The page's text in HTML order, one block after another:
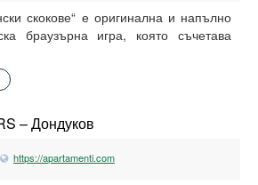
скокове“ е оригинална и напълно
браузърна игра, която съчетава
– Дондуков
https://apartamenti.com